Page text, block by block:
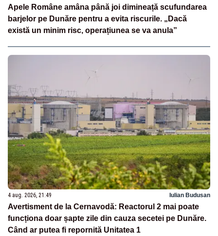
Apele Române amâna până joi dimineață scufundarea
barjelor pe Dunăre pentru a evita riscurile. „Dacă
există un minim risc, operațiunea se va anula”
4 aug. 2026, 21:49 Iulian Budusan
Avertisment de la Cernavodă: Reactorul 2 mai poate
funcționa doar șapte zile din cauza secetei pe Dunăre.
Când ar putea fi repornită Unitatea 1